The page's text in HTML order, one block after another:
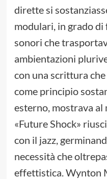
dirette si
modulari, in grado
sonori che
ambientazioni
con una scrittura
come principio
esterno, mostrava al
«Future Shock»
con il jazz,
necessità che
effettistica. Wynton